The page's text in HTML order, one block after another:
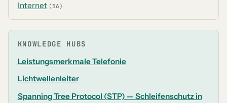
Internet (56)
KNOWLEDGE HUBS
Leistungsmerkmale Telefonie
Lichtwellenleiter
Spanning Tree Protocol (STP) — Schleifenschutz in